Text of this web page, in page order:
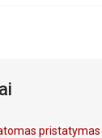
pristatymas